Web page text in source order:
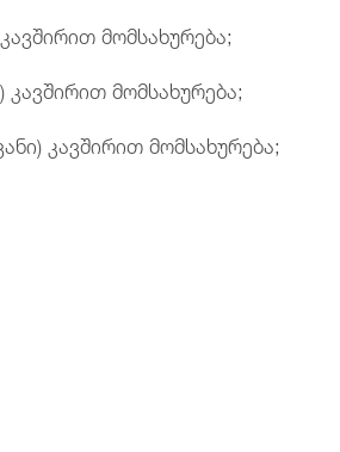
მომსახურება;
მომსახურება;
კავშირით მომსახურება;